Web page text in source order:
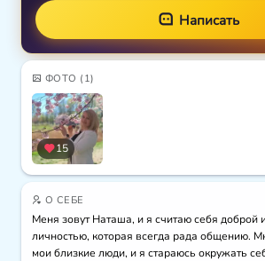
Написать
ФОТО (1)
15
О СЕБЕ
Меня зовут Наташа, и я считаю себя доброй
личностью, которая всегда рада общению.
мои близкие люди, и я стараюсь окружать